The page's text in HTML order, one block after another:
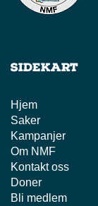
Sidekart
Hjem
Saker
Kampanjer
Om NMF
Kontakt oss
Doner
Bli medlem